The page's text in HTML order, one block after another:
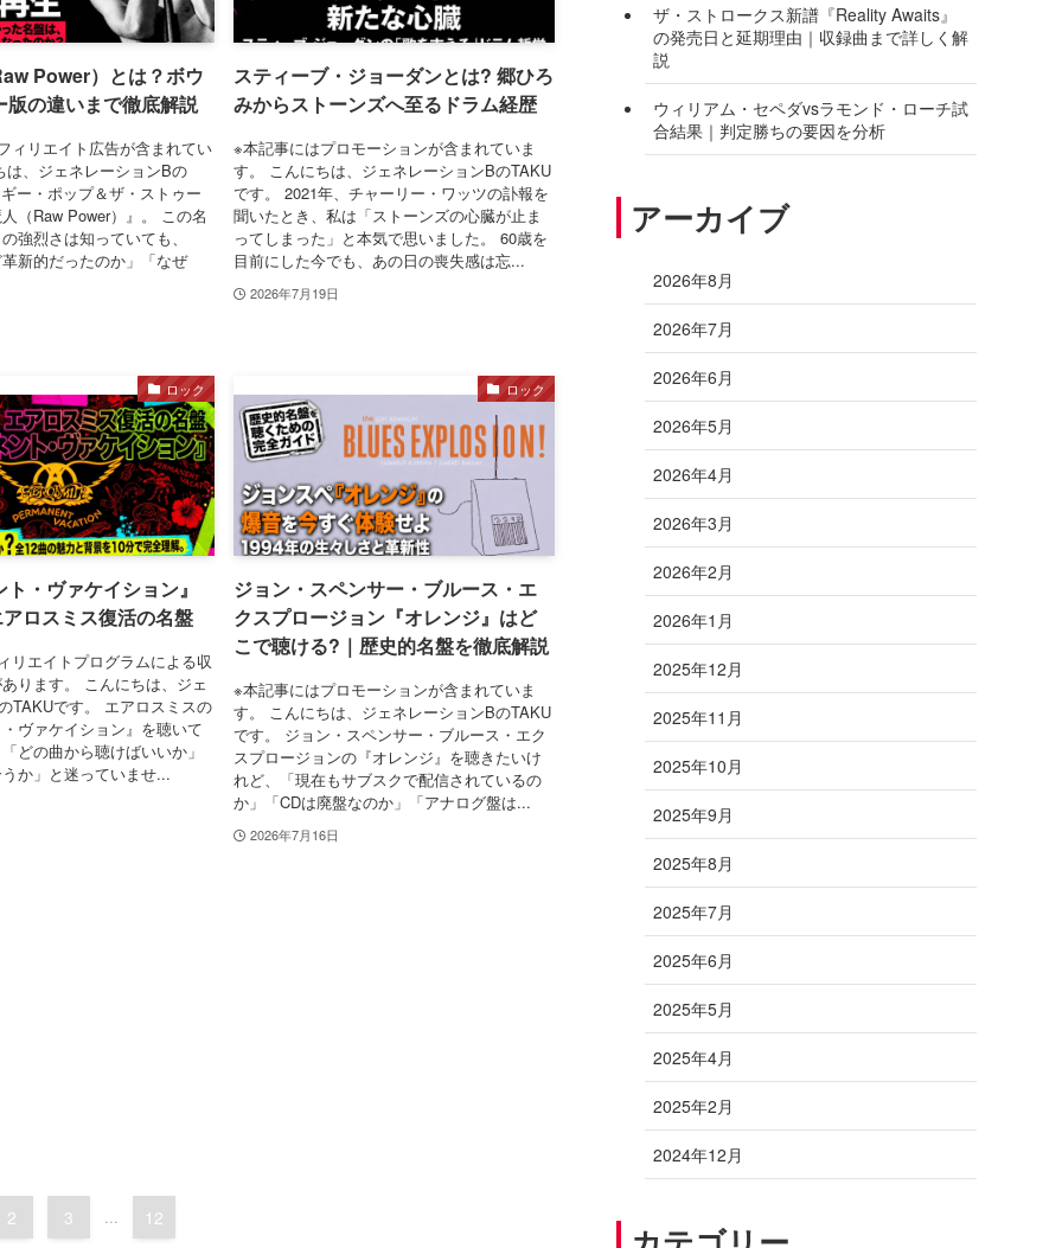
Power）とは？ボウ
版の違いまで徹底解説
ィリエイト広告が含まれてい
は、ジェネレーションBの
ー・ポップ＆ザ・ストゥー
（Raw Power）』。 この名
強烈さは知っていても、
新的だったのか」「なぜ
スティーブ・ジョーダンとは? 郷ひろ
みからストーンズへ至るドラム経歴
※本記事にはプロモーションが含まれていま
す。 こんにちは、ジェネレーションBのTAKU
です。 2021年、チャーリー・ワッツの訃報を
聞いたとき、私は「ストーンズの心臓が止ま
ってしまった」と本気で思いました。 60歳を
目前にした今でも、あの日の喪失感は忘...
2026年7月19日
ロック
・ヴァケイション』
ロスミス復活の名盤
リエイトプログラムによる収
ります。 こんにちは、ジェ
TAKUです。 エアロスミスの
ヴァケイション』を聴いて
どの曲から聴けばいいか」
か」と迷っていませ...
ロック
ジョン・スペンサー・ブルース・エ
クスプロージョン『オレンジ』はど
こで聴ける?｜歴史的名盤を徹底解説
※本記事にはプロモーションが含まれていま
す。 こんにちは、ジェネレーションBのTAKU
です。 ジョン・スペンサー・ブルース・エク
スプロージョンの『オレンジ』を聴きたいけ
れど、「現在もサブスクで配信されているの
か」「CDは廃盤なのか」「アナログ盤は...
2026年7月16日
2 3 ... 12
ザ・ストロークス新譜『Reality Awaits』
の発売日と延期理由｜収録曲まで詳しく解
説
ウィリアム・セペダvsラモンド・ローチ試
合結果｜判定勝ちの要因を分析
アーカイブ
2026年8月
2026年7月
2026年6月
2026年5月
2026年4月
2026年3月
2026年2月
2026年1月
2025年12月
2025年11月
2025年10月
2025年9月
2025年8月
2025年7月
2025年6月
2025年5月
2025年4月
2025年2月
2024年12月